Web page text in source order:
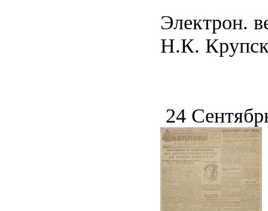
Электрон.
Н.К.
24